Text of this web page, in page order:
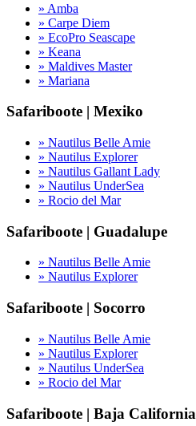
» Amba
» Carpe Diem
» EcoPro Seascape
» Keana
» Maldives Master
» Mariana
Safariboote | Mexiko
» Nautilus Belle Amie
» Nautilus Explorer
» Nautilus Gallant Lady
» Nautilus UnderSea
» Rocio del Mar
Safariboote | Guadalupe
» Nautilus Belle Amie
» Nautilus Explorer
Safariboote | Socorro
» Nautilus Belle Amie
» Nautilus Explorer
» Nautilus UnderSea
» Rocio del Mar
Safariboote | Baja California